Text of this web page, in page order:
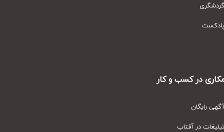
در کسب و کار
رایگان
در آفتاب